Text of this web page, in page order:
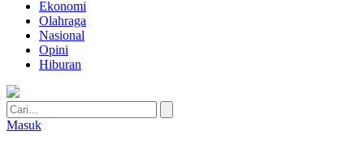
Ekonomi
Olahraga
Nasional
Opini
Hiburan
Masuk